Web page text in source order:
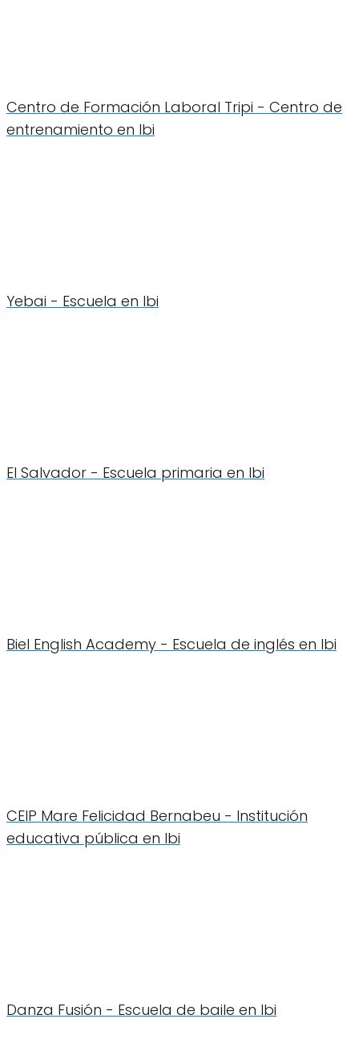
Centro de Formación Laboral Tripi - Centro de
entrenamiento en Ibi
Yebai - Escuela en Ibi
El Salvador - Escuela primaria en Ibi
Biel English Academy - Escuela de inglés en Ibi
CEIP Mare Felicidad Bernabeu - Institución
educativa pública en Ibi
Danza Fusión - Escuela de baile en Ibi